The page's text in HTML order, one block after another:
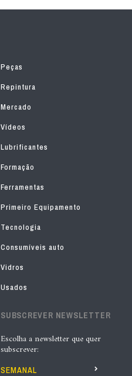
Peças
Repintura
Mercado
Vídeos
Lubrificantes
Formação
Ferramentas
Primeiro Equipamento
Tecnologia
Consumíveis auto
Vidros
Usados
SUBSCREVER NEWSLETTER
Escolha a newsletter que quer
subscrever:
SEMANAL